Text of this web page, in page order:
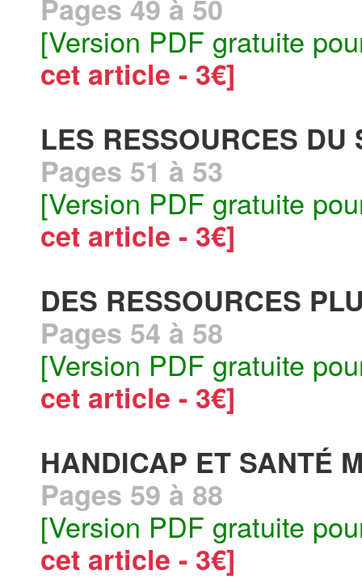
Pages 49 à 50
[Version PDF gratuite
cet article - 3€]
LES RESSOURCES
Pages 51 à 53
[Version PDF gratuite
cet article - 3€]
DES RESSOURCES
Pages 54 à 58
[Version PDF gratuite
cet article - 3€]
HANDICAP ET SANTÉ
Pages 59 à 88
[Version PDF gratuite
cet article - 3€]